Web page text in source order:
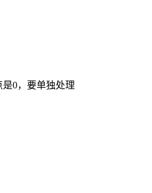
0，要单独处理